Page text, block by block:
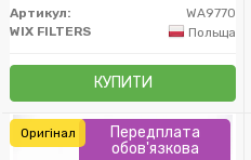
Артикул:
WA9770
WIX FILTERS
Польща
КУПИТИ
Передплата
обов'язкова
Оригінал